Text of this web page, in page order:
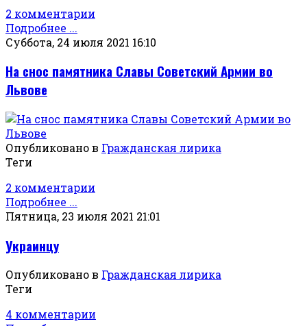
2 комментарии
Подробнее ...
Суббота, 24 июля 2021 16:10
На снос памятника Славы Советский Армии во
Львове
Опубликовано в Гражданская лирика
Теги
2 комментарии
Подробнее ...
Пятница, 23 июля 2021 21:01
Украинцу
Опубликовано в Гражданская лирика
Теги
4 комментарии